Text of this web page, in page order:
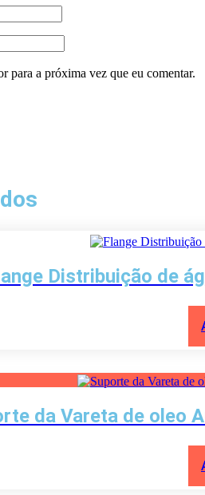
para a próxima vez que eu comentar.
Distribuição de
da Vareta de oleo